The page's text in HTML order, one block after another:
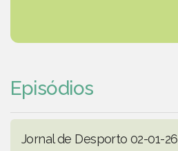
Episódios
Jornal de Desporto 02-01-26